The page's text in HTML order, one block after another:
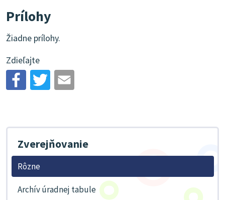
Prílohy
Žiadne prílohy.
Zdieľajte
Zverejňovanie
Rôzne
Archív úradnej tabule